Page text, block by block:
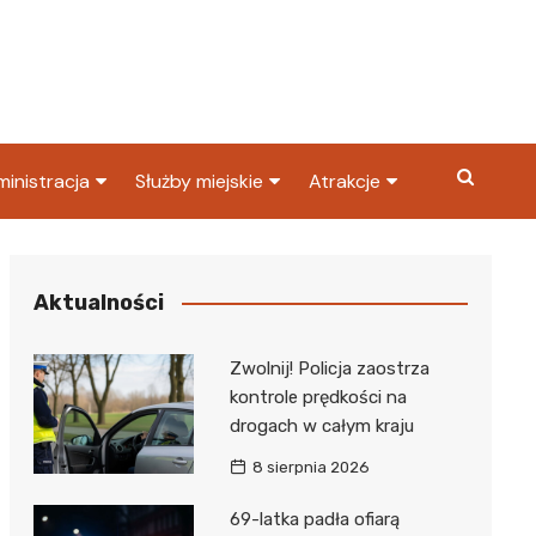
Skarbowy
Służby miejskie
Policja
Atrakcje
Aktualności
Zwolnij! Policja zaostrza
kontrole prędkości na
drogach w całym kraju
8 sierpnia 2026
69-latka padła ofiarą